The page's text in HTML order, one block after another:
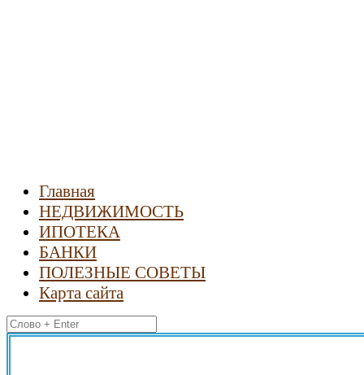
Главная
НЕДВИЖИМОСТЬ
ИПОТЕКА
БАНКИ
ПОЛЕЗНЫЕ СОВЕТЫ
Карта сайта
Найти: